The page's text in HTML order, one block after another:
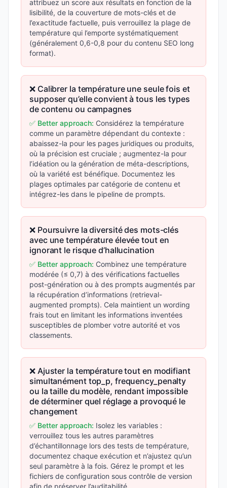
attribuez un score aux résultats en fonction de la
lisibilité, de la couverture de mots-clés et de
l’exactitude factuelle, puis verrouillez la plage de
température qui l’emporte systématiquement
(généralement 0,6-0,8 pour du contenu SEO long
format).
❌ Calibrer la température une seule fois et
supposer qu’elle convient à tous les types
de contenu ou campagnes
✅ Better approach: Considérez la température
comme un paramètre dépendant du contexte :
abaissez-la pour les pages juridiques ou produits,
où la précision est cruciale ; augmentez-la pour
l’idéation ou la génération de méta-descriptions,
où la variété est bénéfique. Documentez les
plages optimales par catégorie de contenu et
intégrez-les dans le pipeline de prompts.
❌ Poursuivre la diversité des mots-clés
avec une température élevée tout en
ignorant le risque d’hallucination
✅ Better approach: Combinez une température
modérée (≤ 0,7) à des vérifications factuelles
post-génération ou à des prompts augmentés par
la récupération d’informations (retrieval-
augmented prompts). Cela maintient un wording
frais tout en limitant les informations inventées
susceptibles de plomber votre autorité et vos
classements.
❌ Ajuster la température tout en modifiant
simultanément top_p, frequency_penalty
ou la taille du modèle, rendant impossible
de déterminer quel réglage a provoqué le
changement
✅ Better approach: Isolez les variables :
verrouillez tous les autres paramètres
d’échantillonnage lors des tests de température,
documentez chaque exécution et n’ajustez qu’un
seul paramètre à la fois. Gérez le prompt et les
fichiers de configuration sous contrôle de version
afin de préserver l’auditabilité.